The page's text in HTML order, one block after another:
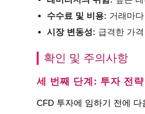
수수료 및 비용: 거래마
시장 변동성: 급격한 가
확인 및 주의사항
세 번째 단계: 투자 전략
CFD 투자에 임하기 전에 다